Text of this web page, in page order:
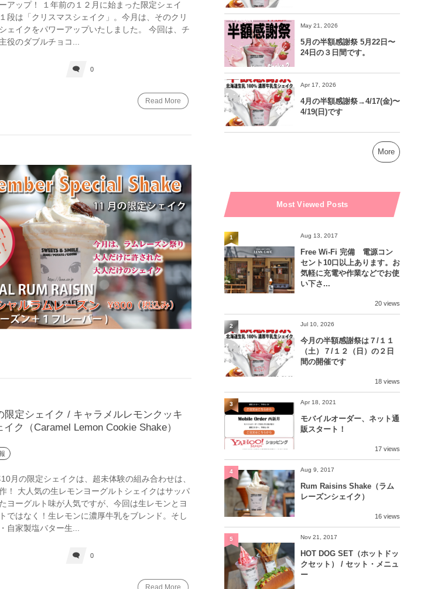
アップ！ １年前の１２月に始まった限定シェイ
段は「クリスマスシェイク」。今月は、そのクリ
ェイクをパワーアップいたしました。 今回は、チ
役のダブルチョコ...
0
Read More
限定シェイク / キャラメルレモンクッキ
イク（Caramel Lemon Cookie Shake）
月の限定シェイクは、超未体験の組み合わせは、
！ 大人気の生レモンヨーグルトシェイクはサッパ
ヨーグルト味が人気ですが、今回は生レモンとヨ
ではなく！生レモンに濃厚牛乳をブレンド。そし
自家製塩バター生...
0
May 21, 2026
5月の半額感謝祭 5月22日〜
24日の３日間です。
Apr 17, 2026
4月の半額感謝祭→4/17(金)〜
4/19(日)です
More
Most Viewed Posts
Aug 13, 2017
Free Wi-Fi 完備 電源コン
セント10口以上あります。お
気軽に充電や作業などでお使
い下さ...
20 views
1
Jul 10, 2026
今月の半額感謝祭は７/１１
（土）７/１２（日）の２日
間の開催です
18 views
2
Apr 18, 2021
モバイルオーダー、ネット通
販スタート！
17 views
3
Aug 9, 2017
Rum Raisins Shake（ラム
レーズンシェイク）
16 views
4
Nov 21, 2017
HOT DOG SET（ホットドッ
クセット） / セット・メニュ
ー
5